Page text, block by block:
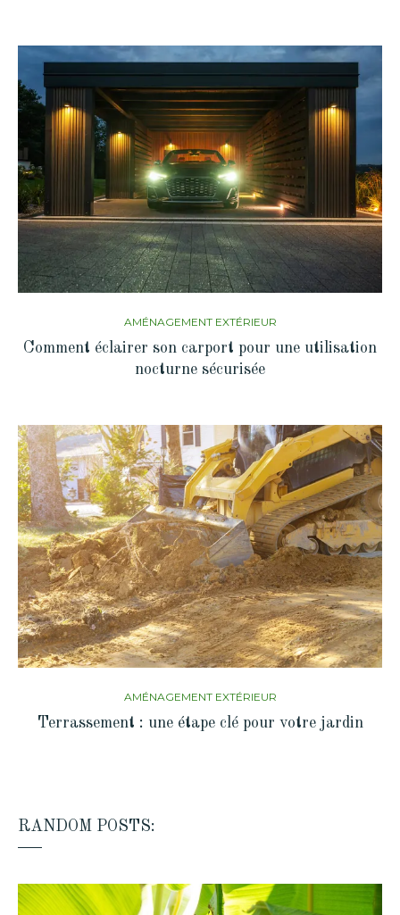
AMÉNAGEMENT EXTÉRIEUR
Comment éclairer son carport pour une utilisation
nocturne sécurisée
AMÉNAGEMENT EXTÉRIEUR
Terrassement : une étape clé pour votre jardin
RANDOM POSTS: